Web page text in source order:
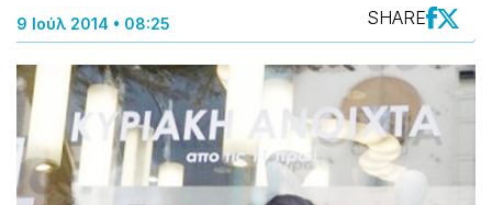
9 Ιούλ 2014 • 08:25 SHARE